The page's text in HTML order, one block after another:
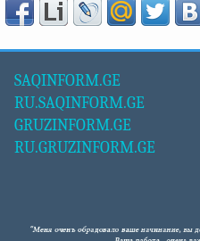
SAQINFORM.GE
RU.SAQINFORM.GE
GRUZINFORM.GE
RU.GRUZINFORM.GE